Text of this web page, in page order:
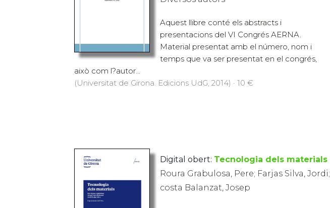
Aquest llibre conté els abstracts i
presentacions del VI Congrés AERNA.
Material presentat amb el número, nom i
temps que va ser presentat en el congrés,
això com l?autor...
(Universitat de Girona. Edicions UdG, 2014) · 10 €
Digital obert: Tecnologia dels materials
Roura Grabulosa, Pere; Farjas Silva, Jordi;
costa Balanzat, Josep